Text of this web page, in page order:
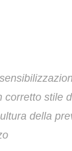
corretto stile
della